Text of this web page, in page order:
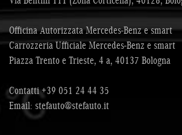
Officina Autorizzata Mercedes-Benz e smart
Carrozzeria Ufficiale Mercedes-Benz e smart
Piazza Trento e Trieste, 4 a, 40137 Bologna
Contatti+39 051 24 44 35
Email: stefauto@stefauto.it